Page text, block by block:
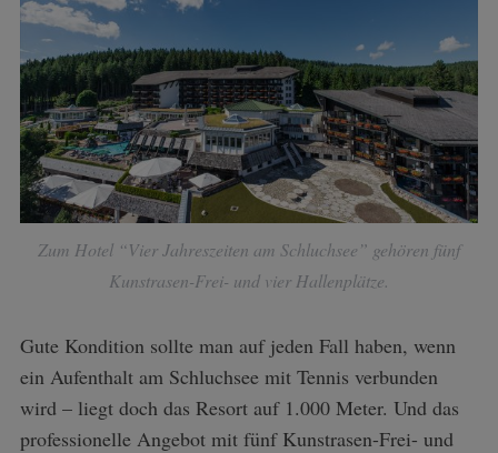
Zum Hotel “Vier Jahreszeiten am Schluchsee” gehören fünf
Kunstrasen-Frei- und vier Hallenplätze.
Gute Kondition sollte man auf jeden Fall haben, wenn
ein Aufenthalt am Schluchsee mit Tennis verbunden
wird – liegt doch das Resort auf 1.000 Meter. Und das
professionelle Angebot mit fünf Kunstrasen-Frei- und